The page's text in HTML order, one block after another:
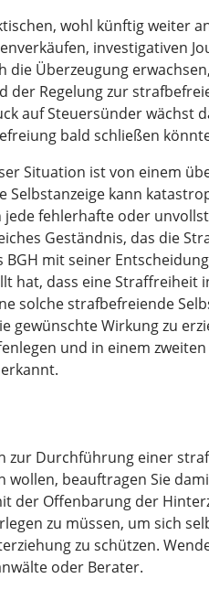
wohl künftig weiter
investigativen
die Überzeugung
der Regelung zur
auf Steuersünder wächst
bald schließen
Situation ist von einem
Selbstanzeige kann
jede fehlerhafte oder
Geständnis, das die
mit seiner
hat, dass eine
solche strafbefreiende
gewünschte Wirkung zu
und in einem
zur Durchführung einer
wollen, beauftragen Sie
der Offenbarung der
zu müssen, um sich
zu schützen.
oder Berater.